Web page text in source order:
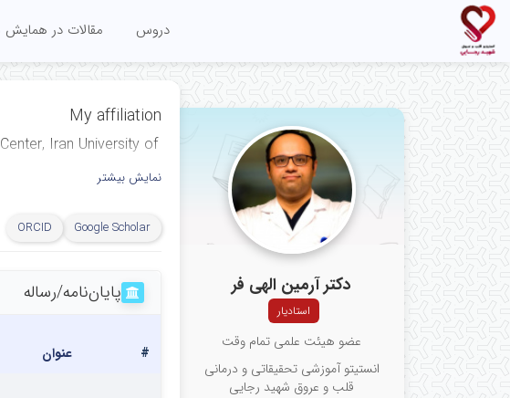
دروس مقالات در همایش
دکتر آرمین الهی فر
استادیار
عضو هیئت علمی تمام وقت
انستیتو آموزشی تحقیقاتی و درمانی
قلب و عروق شهید رجایی
My affiliation
Iran University of
نمایش بیشتر
Google Scholar
ORCID
پایان‌نامه‌/رساله
# عنوان